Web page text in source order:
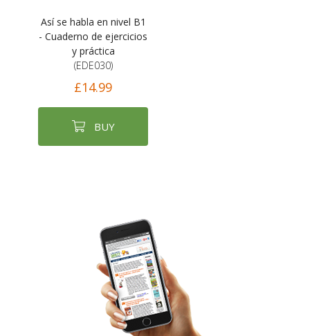
Así se habla en nivel B1
- Cuaderno de ejercicios
y práctica
(EDE030)
£14.99
BUY